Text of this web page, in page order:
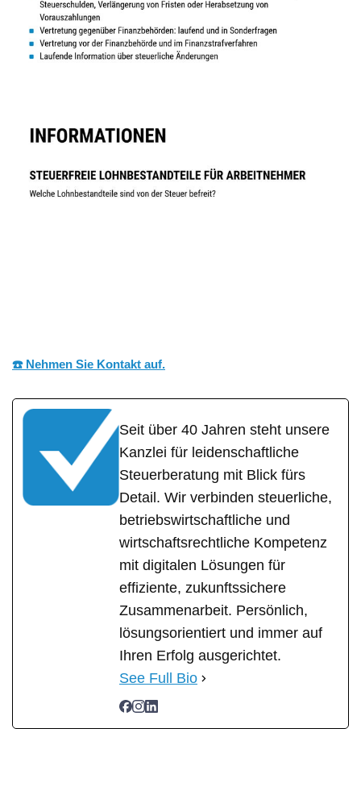
☎️ Nehmen Sie Kontakt auf.
Seit über 40 Jahren steht unsere
Kanzlei für leidenschaftliche
Steuerberatung mit Blick fürs
Detail. Wir verbinden steuerliche,
betriebswirtschaftliche und
wirtschaftsrechtliche Kompetenz
mit digitalen Lösungen für
effiziente, zukunftssichere
Zusammenarbeit. Persönlich,
lösungsorientiert und immer auf
Ihren Erfolg ausgerichtet.
See Full Bio